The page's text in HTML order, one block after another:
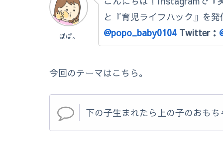
ぽぽ。
と『育児ライフハック』を
@popo_baby0104 Twitter：
今回のテーマはこちら。
下の子生まれたら上の子のおも